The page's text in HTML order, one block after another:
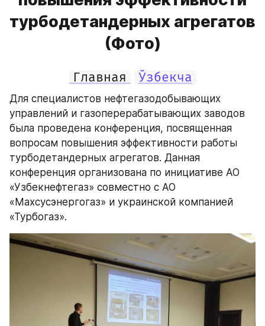
турбодетандерных агрегатов
(Фото)
Главная Ўзбекча
Для специалистов нефтегазодобывающих
управлений и газоперерабатывающих заводов
была проведена конференция, посвященная
вопросам повышения эффективности работы
турбодетандерных агрегатов. Данная
конференция организована по инициативе АО
«Узбекнефтегаз» совместно с АО
«Махсусэнергогаз» и украинской компанией
«Турбогаз».